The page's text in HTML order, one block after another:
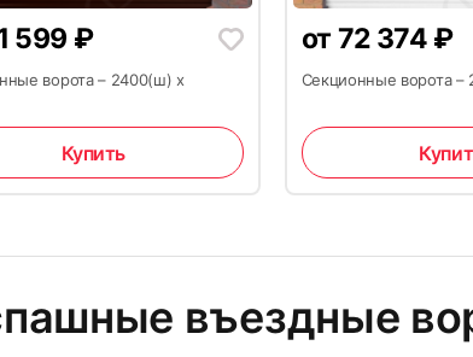
20
23
599 ₽
ворота – 2400(ш) х
Купить
от 72 374 ₽
Секционные ворота –
въездные